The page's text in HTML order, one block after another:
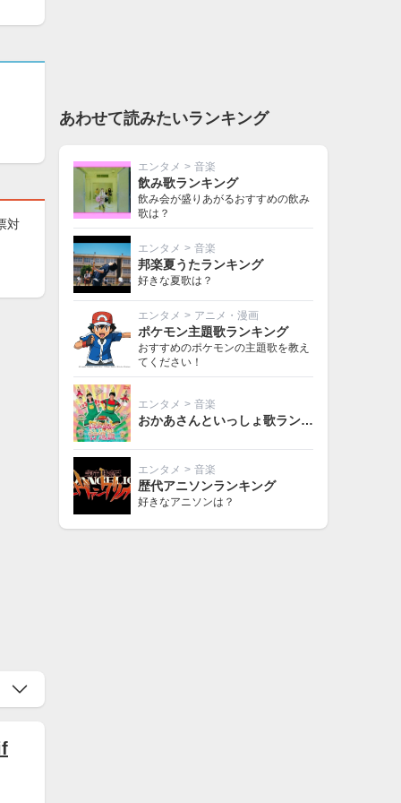
対
あわせて読みたいランキング
エンタメ > 音楽
飲み歌ランキング
飲み会が盛りあがるおすすめの飲み
歌は？
エンタメ > 音楽
邦楽夏うたランキング
好きな夏歌は？
エンタメ > アニメ・漫画
ポケモン主題歌ランキング
おすすめのポケモンの主題歌を教え
てください！
エンタメ > 音楽
おかあさんといっしょ歌ランキング
エンタメ > 音楽
歴代アニソンランキング
好きなアニソンは？